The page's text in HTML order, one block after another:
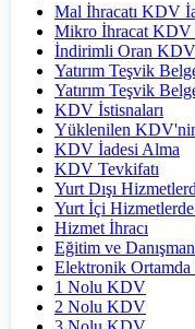
Mal İhracatı KDV
Mikro İhracat KDV
İndirimli Oran KDV
Yatırım Teşvik
Yatırım Teşvik
KDV İstisnaları
Yüklenilen
KDV İadesi Alma
KDV Tevkifatı
Yurt Dışı
Yurt İçi
Hizmet İhracı
Eğitim ve
Elektronik
1 Nolu KDV
2 Nolu KDV